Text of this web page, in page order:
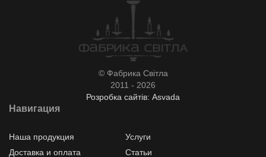
© Фабрика Світла
2011 - 2026
Розробка сайтів: Asvada
Навигация
Наша продукция
Услуги
Доставка и оплата
Статьи